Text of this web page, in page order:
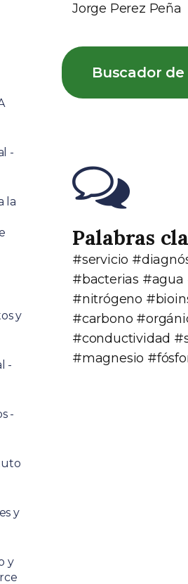
Jorge Perez Peña
Buscador de
Palabras
#servicio
#bacterias #agua
#nitrógeno
#carbono
#conductividad
#magnesio
-
la
y
-
-
y
y